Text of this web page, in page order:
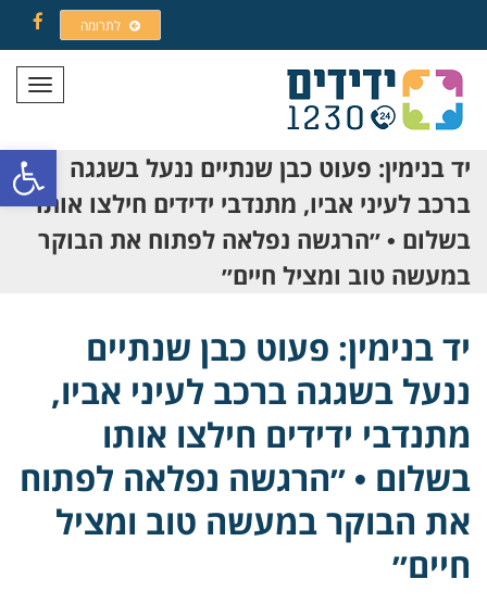
פתח
לתרומה
תפריט
יד בנימין: פעוט כבן שנתיים ננעל בשגגה
ברכב לעיני אביו, מתנדבי ידידים חילצו אותו
בשלום • ״הרגשה נפלאה לפתוח את הבוקר
במעשה טוב ומציל חיים״
יד בנימין: פעוט כבן שנתיים
ננעל בשגגה ברכב לעיני אביו,
מתנדבי ידידים חילצו אותו
בשלום • ״הרגשה נפלאה לפתוח
את הבוקר במעשה טוב ומציל
חיים״